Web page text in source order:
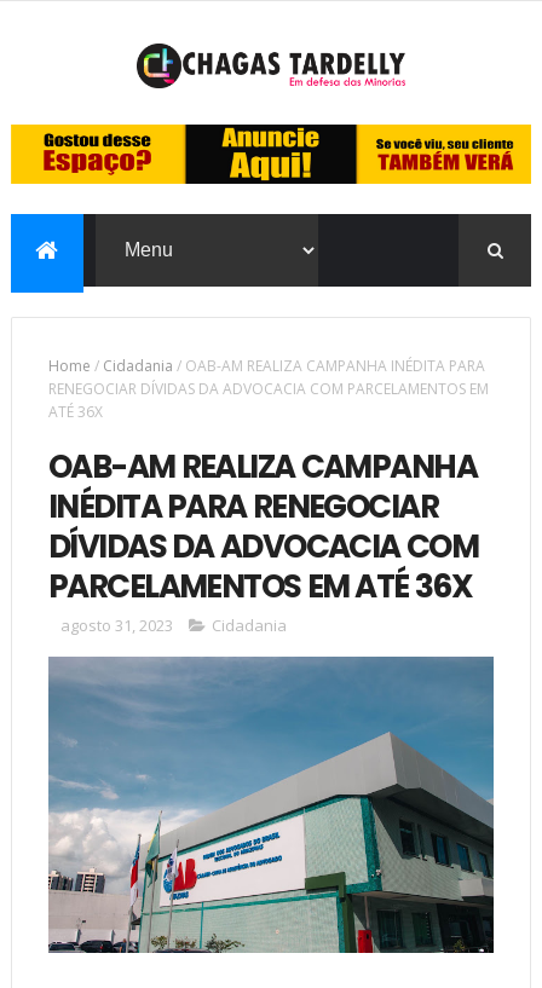
Home / Cidadania / OAB-AM REALIZA CAMPANHA INÉDITA PARA
RENEGOCIAR DÍVIDAS DA ADVOCACIA COM PARCELAMENTOS EM
ATÉ 36X
OAB-AM REALIZA CAMPANHA
INÉDITA PARA RENEGOCIAR
DÍVIDAS DA ADVOCACIA COM
PARCELAMENTOS EM ATÉ 36X
agosto 31, 2023 Cidadania